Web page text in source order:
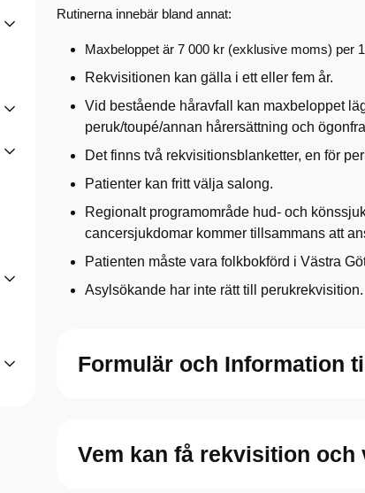
Rutinerna innebär bland annat:
Maxbeloppet är 7 000 kr (exklusive moms) per
Rekvisitionen kan gälla i ett eller fem år.
Vid bestående håravfall kan maxbeloppet
peruk/toupé/annan hårersättning och
Det finns två rekvisitionsblanketter, en för
Patienter kan fritt välja salong.
Regionalt programområde hud- och
cancersjukdomar kommer tillsammans att
Patienten måste vara folkbokförd i Västra
Asylsökande har inte rätt till perukrekvisition.
Formulär och Information
Vem kan få rekvisition